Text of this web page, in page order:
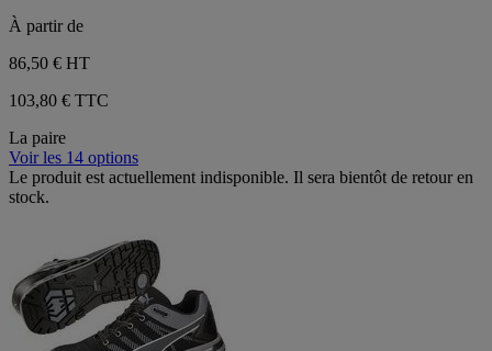
À partir de
86,50 € HT
103,80 € TTC
La paire
Voir les 14 options
Le produit est actuellement indisponible. Il sera bientôt de retour en
stock.